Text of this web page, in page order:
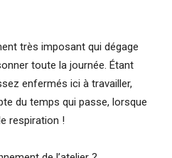
très imposant qui dégage
toute la journée. Étant
enfermés ici à travailler,
du temps qui passe, lorsque
respiration !